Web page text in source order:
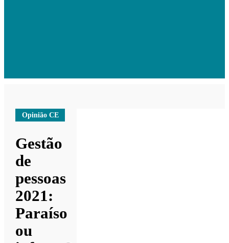
Opinião CE
Gestão
de
pessoas
2021:
Paraíso
ou